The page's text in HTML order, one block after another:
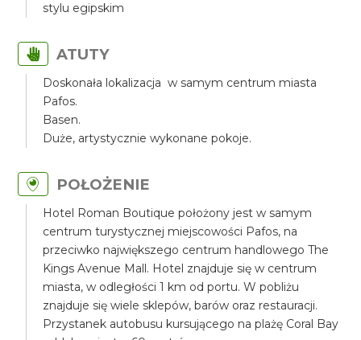
stylu egipskim
ATUTY
Doskonała lokalizacja w samym centrum miasta
Pafos.
Basen.
Duże, artystycznie wykonane pokoje.
POŁOŻENIE
Hotel Roman Boutique położony jest w samym
centrum turystycznej miejscowości Pafos, na
przeciwko największego centrum handlowego The
Kings Avenue Mall. Hotel znajduje się w centrum
miasta, w odległości 1 km od portu. W pobliżu
znajduje się wiele sklepów, barów oraz restauracji.
Przystanek autobusu kursującego na plażę Coral Bay